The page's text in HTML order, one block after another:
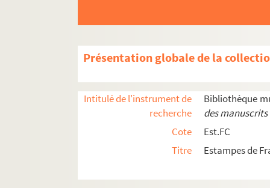
Présentation globale de la
Intitulé de l'instrument de
recherche
Bibliothèque
des
Cote
Est.FC
Titre
Estampes de
EST.FC.251. Plans des villes de Franche-Comté
EST.FC.278. Tombe de Emeline Caroline
EST.FC.283. La Folie, Gray
EST.FC.285. Intérieur de la Chapelled'Andelot,
EST.FC.320. Intérieur de la Chapelled'Andelot,
EST.FC.321. Autel de la Chapelle d'Andelot,
EST.FC.322. Monument commémoratif de